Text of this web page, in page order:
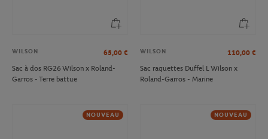
WILSON 65,00 €
Sac à dos RG26 Wilson x Roland-
Garros - Terre battue
WILSON 110,00 €
Sac raquettes Duffel L Wilson x
Roland-Garros - Marine
NOUVEAU NOUVEAU